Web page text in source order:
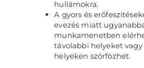
hullámokra.
A gyors és
evezés miatt
munkamenetben
távolabbi helyeket
helyeken szörfözhet.